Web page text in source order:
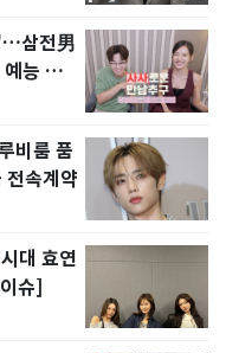
삼전男
능 화
비룸 품
속계약
대 효연
슈]